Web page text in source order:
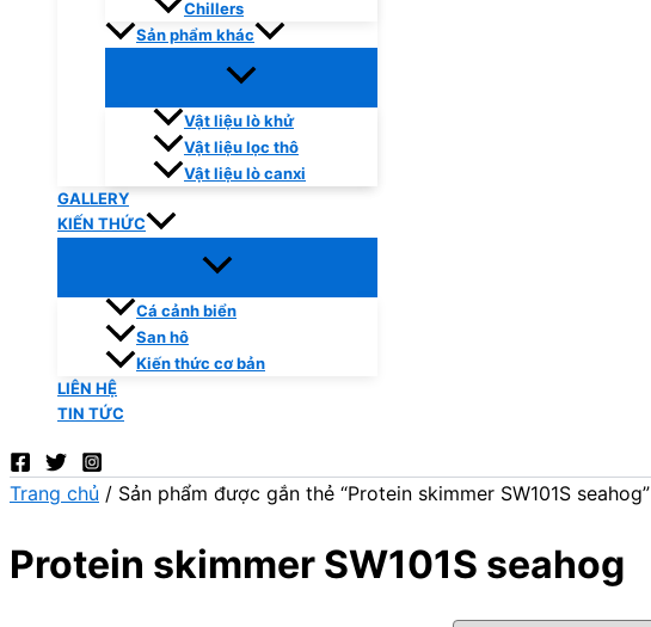
Chillers
Sản phẩm khác
Vật liệu lò khử
Vật liệu lọc thô
Vật liệu lò canxi
GALLERY
KIẾN THỨC
Cá cảnh biển
San hô
Kiến thức cơ bản
LIÊN HỆ
TIN TỨC
Trang chủ / Sản phẩm được gắn thẻ “Protein skimmer SW101S seahog”
Protein skimmer SW101S seahog